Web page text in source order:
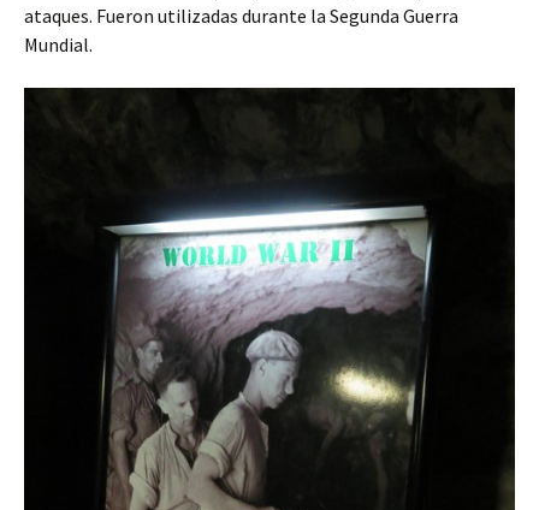
ataques. Fueron utilizadas durante la Segunda Guerra
Mundial.